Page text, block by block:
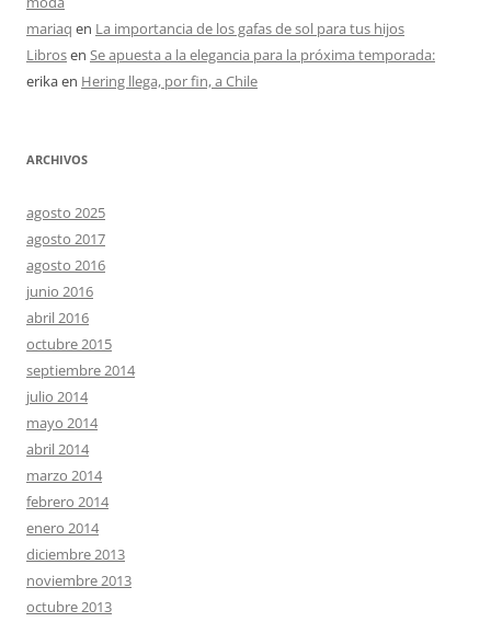
mariaq en La importancia de los gafas de sol para tus hijos
Librosen Se apuesta a la elegancia para la próxima temporada:
erikaen Hering llega, por fin, a Chile
ARCHIVOS
agosto 2025
agosto 2017
agosto 2016
junio 2016
abril 2016
octubre 2015
septiembre 2014
julio 2014
mayo 2014
abril 2014
marzo 2014
febrero 2014
enero 2014
diciembre 2013
noviembre 2013
octubre 2013